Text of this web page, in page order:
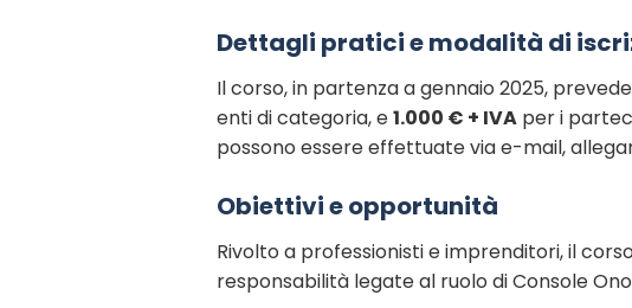
Dettagli pratici e modalità di
Il corso, in partenza a gennaio 2025,
enti di categoria, e1.000 € + IVAper i
possono essere effettuate via e-mail,
Obiettivi e opportunità
Rivolto a professionisti e imprenditori, il
responsabilità legate al ruolo di Console